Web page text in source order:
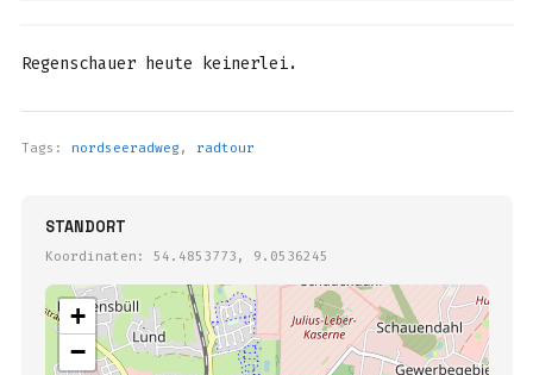
Regenschauer heute keinerlei.
Tags: nordseeradweg , radtour
STANDORT
Koordinaten: 54.4853773, 9.0536245
+
−